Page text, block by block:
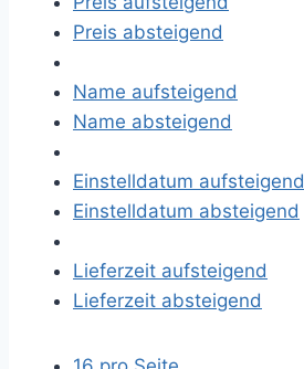
Preis absteigend
Name aufsteigend
Name absteigend
Einstelldatum aufsteigend
Einstelldatum absteigend
Lieferzeit aufsteigend
Lieferzeit absteigend